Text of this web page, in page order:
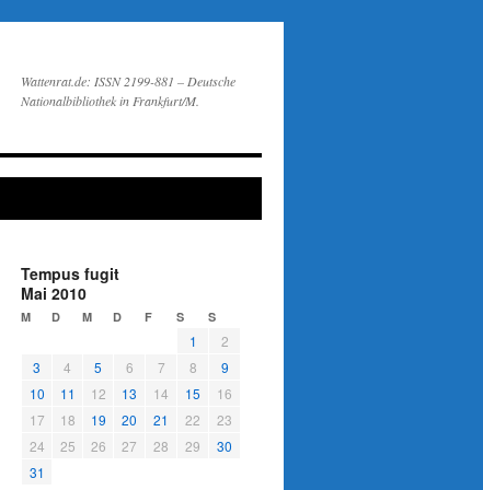
Wattenrat.de: ISSN 2199-881 – Deutsche
Nationalbibliothek in Frankfurt/M.
Tempus fugit
Mai 2010
M D M D F S S
1
2
3
4 5 6 7 8
9
10
11 12 13 14 15
16
17
18 19 20 21 22
23
24
25 26 27 28 29
30
31